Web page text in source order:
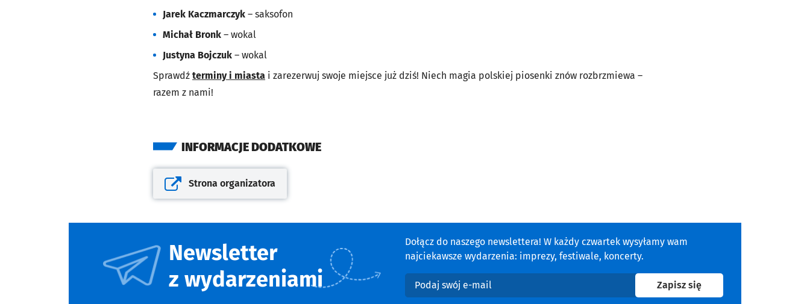
Jarek Kaczmarczyk – saksofon
Michał Bronk – wokal
Justyna Bojczuk – wokal
Sprawdź terminy i miasta i zarezerwuj swoje miejsce już dziś! Niech magia polskiej piosenki znów rozbrzmiewa –
razem z nami!
INFORMACJE DODATKOWE
Otwiera się w nowej karcie
Strona organizatora
Newsletter
z wydarzeniami
Dołącz do naszego newslettera! W każdy czwartek wysyłamy wam
najciekawsze wydarzenia: imprezy, festiwale, koncerty.
Podaj swój e-mail
Zapisz sięna newsletter